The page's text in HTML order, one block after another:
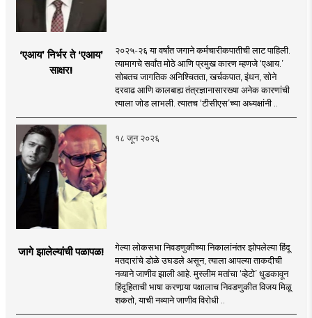
‘एआय’ निर्भर ते ‘एआय’
साक्षर!
२०२५-२६ या वर्षांत जगाने कर्मचारीकपातीची लाट पाहिली.
त्यामागचे सर्वांत मोठे आणि प्रमुख कारण म्हणजे ‘एआय.’
सोबतच जागतिक अनिश्चितता, खर्चकपात, इंधन, सोने
दरवाढ आणि कालबाह्य तंत्रज्ञानासारख्या अनेक कारणांची
त्याला जोड लाभली. त्यातच ‘टीसीएस’च्या अध्यक्षांनी ..
१८ जून २०२६
जागे झालेल्यांची पळापळ!
गेल्या लोकसभा निवडणुकीच्या निकालांनंतर झोपलेल्या हिंदू
मतदारांचे डोळे उघडले असून, त्याला आपल्या ताकदीची
नव्याने जाणीव झाली आहे. मुस्लीम मतांचा ‘व्हेटो’ धुडकावून
हिंदूहिताची भाषा करणार्‍या पक्षालाच निवडणुकीत विजय मिळू
शकतो, याची नव्याने जाणीव विरोधी ..